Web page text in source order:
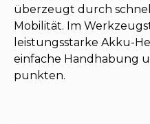
überzeugt durch
Mobilität. Im
leistungsstarke Akku-
einfache Handhabung
punkten.